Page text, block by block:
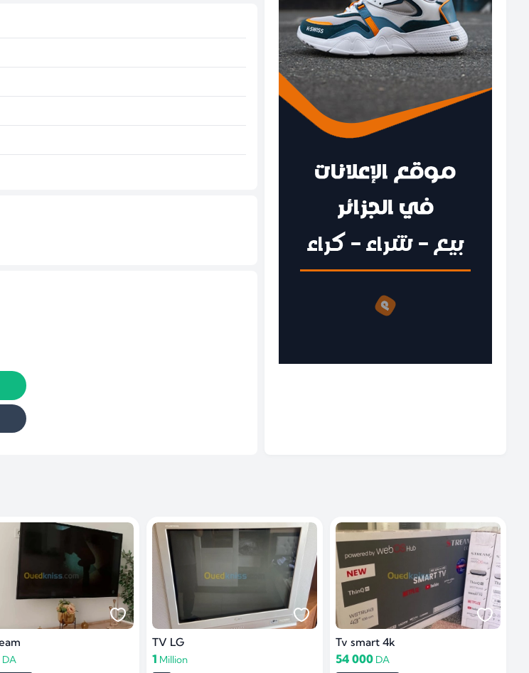
DA
TV LG
1 Million
Tv smart 4k
54 000 DA